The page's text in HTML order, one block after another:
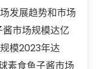
发展趋势和市场
市场规模达亿
模2023年达
素食鱼子酱市场